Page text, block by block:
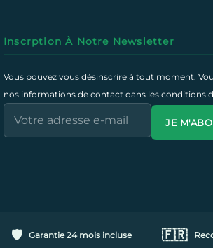
Inscrption À Notre Newsletter
Vous pouvez vous désinscrire à tout moment.
nos informations de contact dans les conditions
JE
🛡️ Garantie 24 mois incluse 🇫🇷